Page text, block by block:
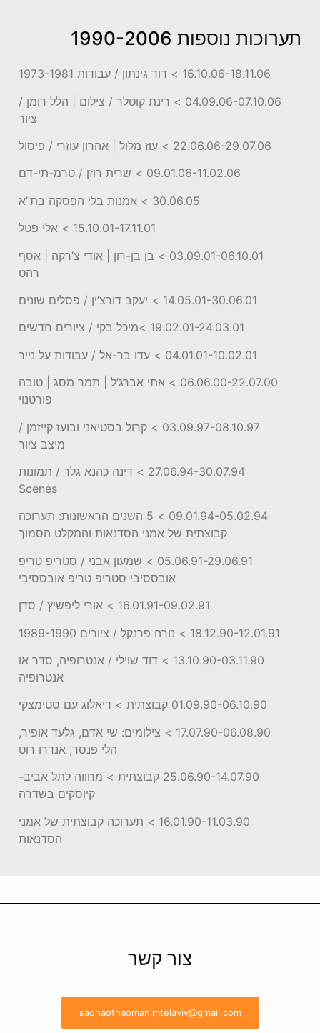
‏‏תערוכות נוספות 1990-2006
16.10.06-18.11.06 > דוד גינתון / עבודות 1973-1981
04.09.06-07.10.06 > רינת קוטלר / צילום | הלל רומן /
ציור
22.06.06-29.07.06 > עוז מלול | אהרון עוזרי / פיסול
09.01.06-11.02.06 > שרית רוזן / טרמ-תי-דם
30.06.05 > אמנות בלי הפסקה בת”א
15.10.01-17.11.01 > אלי פטל
03.09.01-06.10.01 > בן בן-רון | אודי צ’רקה | אסף
רהט
14.05.01-30.06.01 > יעקב דורצ’ין / פסלים שונים
19.02.01-24.03.01 >מיכל בקי / ציורים חדשים
04.01.01-10.02.01 > עדו בר-אל / עבודות על נייר
06.06.00-22.07.00 > אתי אברג’ל | תמר מסג | טובה
פורטנוי
03.09.97-08.10.97 > קרול בסטיאני ובועז קייזמן /
מיצב ציור
27.06.94-30.07.94 > דינה כהנא גלר / תמונות
Scenes
09.01.94-05.02.94 > 5 השנים הראשונות: תערוכה
קבוצתית של אמני הסדנאות והמקלט הסמוך
05.06.91-29.06.91 > שמעון אבני / סטריפ טריפ
אובססיבי סטריפ טריפ אובססיבי
16.01.91-09.02.91 > אורי ליפשיץ / סדן
18.12.90-12.01.91 > נורה פרנקל / ציורים 1989-1990
13.10.90-03.11.90 > דוד שוילי / אנטרופיה, סדר או
אנטרופיה
01.09.90-06.10.90 קבוצתית > דיאלוג עם סטימצקי
17.07.90-06.08.90 > צילומים: שי אדם, גלעד אופיר,
הלי פנסר, אנדרו רוט
25.06.90-14.07.90 קבוצתית > מחווה לתל אביב-
קיוסקים בשדרה
16.01.90-11.03.90 > תערוכה קבוצתית של אמני
הסדנאות
צור קשר
sadnaothaomanimtelaviv@gmail.com